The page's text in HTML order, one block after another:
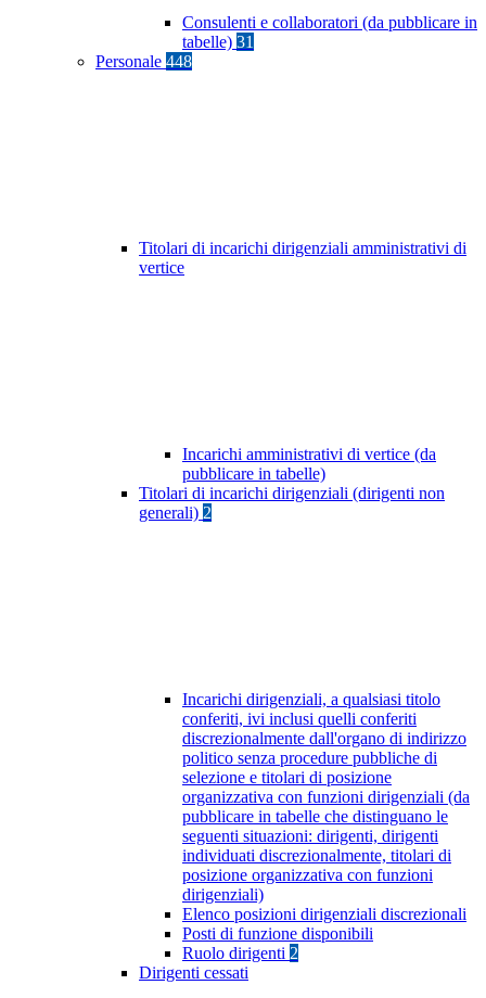
Consulenti e collaboratori (da pubblicare in
tabelle) 31
Personale 448
Titolari di incarichi dirigenziali amministrativi di
vertice
Incarichi amministrativi di vertice (da
pubblicare in tabelle)
Titolari di incarichi dirigenziali (dirigenti non
generali) 2
Incarichi dirigenziali, a qualsiasi titolo
conferiti, ivi inclusi quelli conferiti
discrezionalmente dall'organo di indirizzo
politico senza procedure pubbliche di
selezione e titolari di posizione
organizzativa con funzioni dirigenziali (da
pubblicare in tabelle che distinguano le
seguenti situazioni: dirigenti, dirigenti
individuati discrezionalmente, titolari di
posizione organizzativa con funzioni
dirigenziali)
Elenco posizioni dirigenziali discrezionali
Posti di funzione disponibili
Ruolo dirigenti 2
Dirigenti cessati